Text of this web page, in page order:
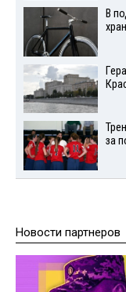
В
за
Новости партнеров